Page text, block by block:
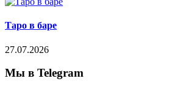
Таро в баре
27.07.2026
Мы в Telegram